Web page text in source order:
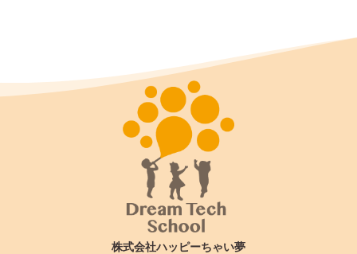
株式会社ハッピーちゃい夢